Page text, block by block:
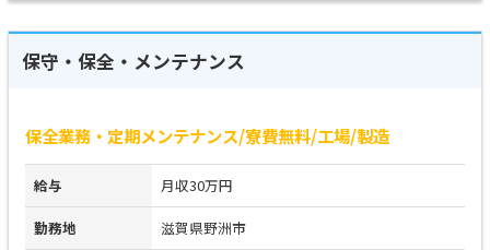
保守・保全・メンテナンス
保全業務・定期メンテナンス/寮費無料/工場/製造
給与 月収30万円
勤務地 滋賀県野洲市